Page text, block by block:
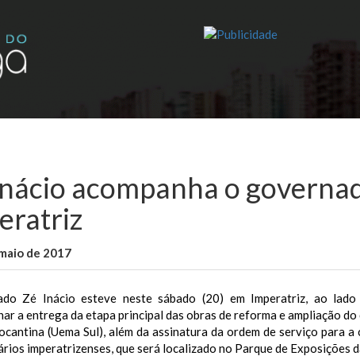
acompanha o
de 2017
Zé Inácio esteve neste sábado (20) em Imperatriz, ao
a entrega da etapa principal das obras de reforma e ampliação
(Uema Sul), além da assinatura da ordem de serviço para
imperatrizenses, que será localizado no Parque de Exposições